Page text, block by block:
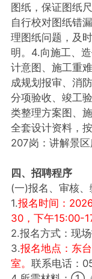
图纸，保证图纸
自行校对图纸错
理图纸问题，及
明。4.向施工、
计意图、施工重
成规划报审、消
分项验收、竣工
类整理方案图、
全套设计资料，
207岗：讲解景区
四、招聘程序
(一)报名、审核
1.报名时间：
30，下午15:00-
2.报名方式：现
3.报名地点：东
室。 联系电话：